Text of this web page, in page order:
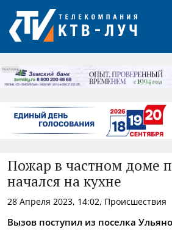
РЕКЛАМА
Пожар в частном доме
начался на кухне
28 Апреля 2023, 14:02, Происшествия
Вызов поступил из поселка